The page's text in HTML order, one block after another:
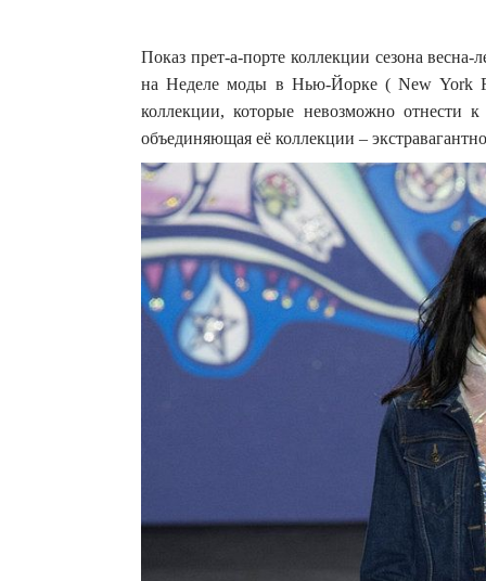
Показ прет-а-порте коллекции сезона
на Неделе моды в Нью-Йорке ( New York
коллекции, которые невозможно отнести
объединяющая её коллекции –